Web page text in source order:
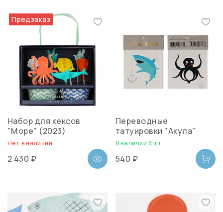
Предзаказ
Набор для кексов
"Море" (2023)
Нет в наличии
2 430 ₽
Переводные
татуировки "Акула"
В наличии 3 шт
540 ₽